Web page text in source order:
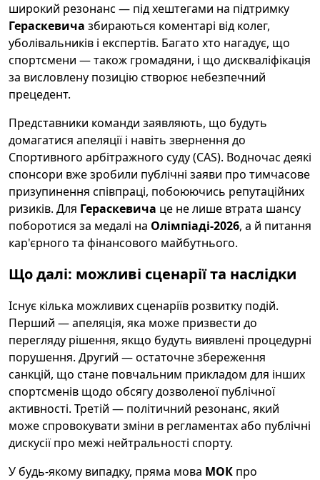
широкий резонанс — під хештегами на підтримку
Гераскевича збираються коментарі від колег,
уболівальників і експертів. Багато хто нагадує, що
спортсмени — також громадяни, і що дискваліфікація
за висловлену позицію створює небезпечний
прецедент.
Представники команди заявляють, що будуть
домагатися апеляції і навіть звернення до
Спортивного арбітражного суду (CAS). Водночас деякі
спонсори вже зробили публічні заяви про тимчасове
призупинення співпраці, побоюючись репутаційних
ризиків. Для Гераскевича це не лише втрата шансу
поборотися за медалі на Олімпіаді-2026, а й питання
кар'єрного та фінансового майбутнього.
Що далі: можливі сценарії та наслідки
Існує кілька можливих сценаріїв розвитку подій.
Перший — апеляція, яка може призвести до
перегляду рішення, якщо будуть виявлені процедурні
порушення. Другий — остаточне збереження
санкцій, що стане повчальним прикладом для інших
спортсменів щодо обсягу дозволеної публічної
активності. Третій — політичний резонанс, який
може спровокувати зміни в регламентах або публічні
дискусії про межі нейтральності спорту.
У будь-якому випадку, пряма мова МОК про